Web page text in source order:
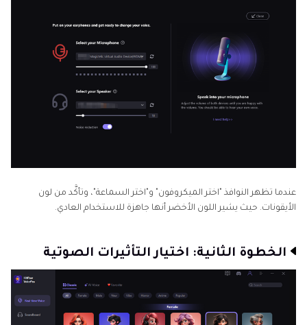
عندما تظهر النوافذ "اختر الميكروفون" و"اختر السماعة"، وتأكَّد من لون
الأيقونات. حيث يشير اللون الأخضر أنها جاهزة للاستخدام العادي.
الخطوة الثانية: اختيار التأثيرات الصوتية